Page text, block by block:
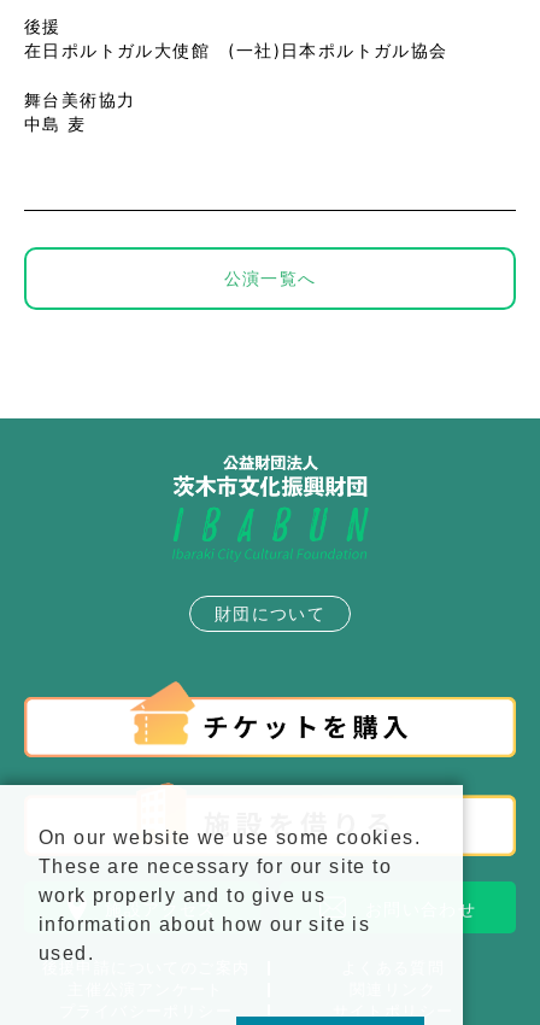
後援
在日ポルトガル大使館 (一社)日本ポルトガル協会
舞台美術協力
中島 麦
公演一覧へ
財団について
施設アクセス お問い合わせ
On our website we use some cookies.
These are necessary for our site to
work properly and to give us
information about how our site is
used.